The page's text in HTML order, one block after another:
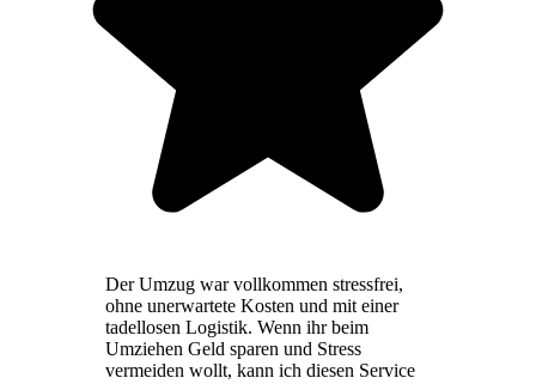
Der Umzug war vollkommen stressfrei,
ohne unerwartete Kosten und mit einer
tadellosen Logistik. Wenn ihr beim
Umziehen Geld sparen und Stress
vermeiden wollt, kann ich diesen Service